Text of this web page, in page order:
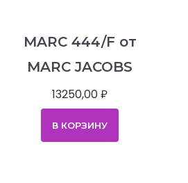
MARC 444/F от
MARC JACOBS
13250,00₽
В КОРЗИНУ